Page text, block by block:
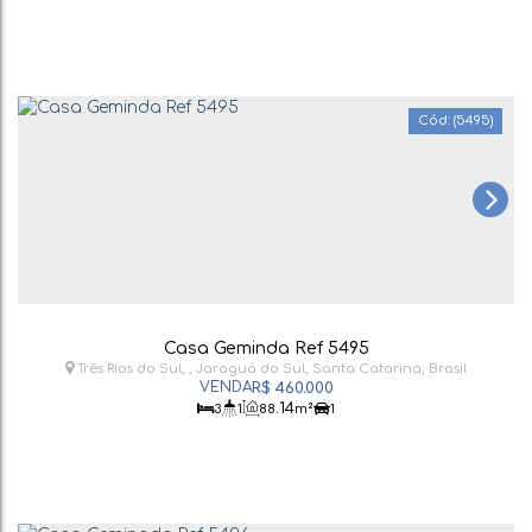
(5495)
Casa Geminda Ref 5495
R$ 460.000
Três Rios do Sul , Jaraguá do Sul, Santa Catarina, Brasil
3 1 88 .14m² 1